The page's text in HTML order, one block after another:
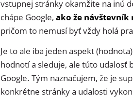
vstupnej stránky okamžite na inú
chápe Google, ako že návštevník
pričom to nemusí byť vždy holá
Je to ale iba jeden aspekt
hodnotí a sleduje, ale túto udalosť
Google. Tým naznačujem, že je
konkrétne stránky a udalosti